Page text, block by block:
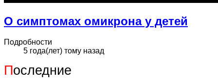
О симптомах омикрона у детей
Подробности
5 года(лет) тому назад
Последние